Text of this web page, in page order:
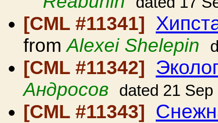
[CML #11341]
fromAlexei Shelepin
[CML #11342]
Андросов dated 21 Sep
[CML #11343]